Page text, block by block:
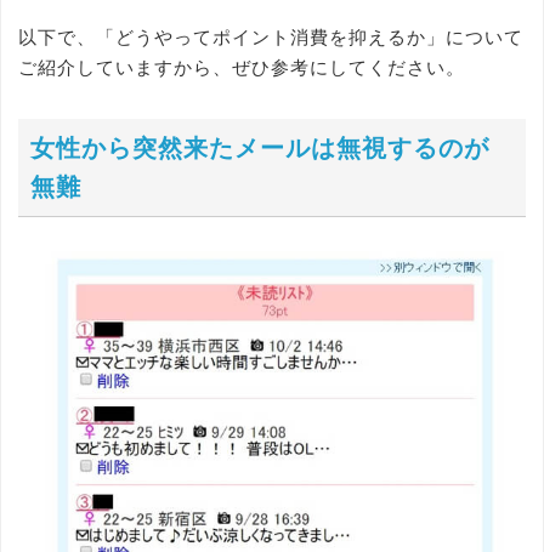
以下で、「どうやってポイント消費を抑えるか」について
ご紹介していますから、ぜひ参考にしてください。
女性から突然来たメールは無視するのが
無難